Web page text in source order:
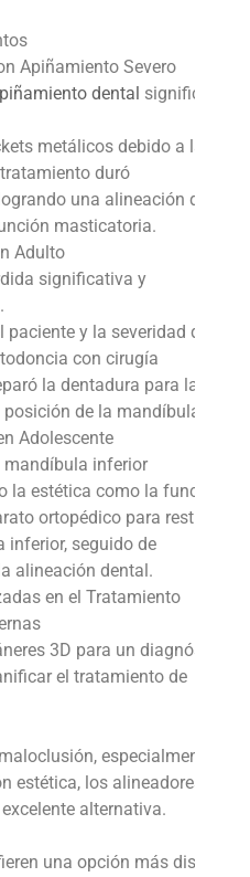
Apiñamiento Severo
dental significativo
metálicos debido a la
duró
una alineación dental
masticatoria.
Adulto
significativa y
y la severidad de la
con cirugía
la dentadura para la
de la mandíbula.
Adolescente
mandíbula inferior
la estética como la función.
ortopédico para restringir
inferior, seguido de
alineación dental.
en el Tratamiento
3D para un diagnóstico
el tratamiento de
especialmente en
estética, los alineadores
alternativa.
una opción más discreta,